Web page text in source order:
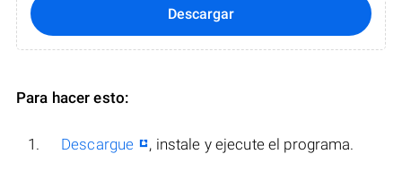
Descargar
Para hacer esto:
Descargue , instale y ejecute el programa.